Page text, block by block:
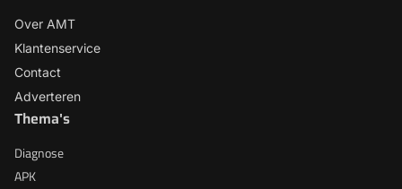
Over AMT
Klantenservice
Contact
Adverteren
Thema's
Diagnose
APK